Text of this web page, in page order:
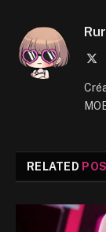
RELATED